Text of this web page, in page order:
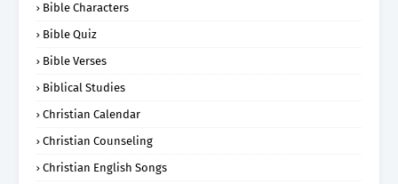
Bible Characters
Bible Quiz
Bible Verses
Biblical Studies
Christian Calendar
Christian Counseling
Christian English Songs